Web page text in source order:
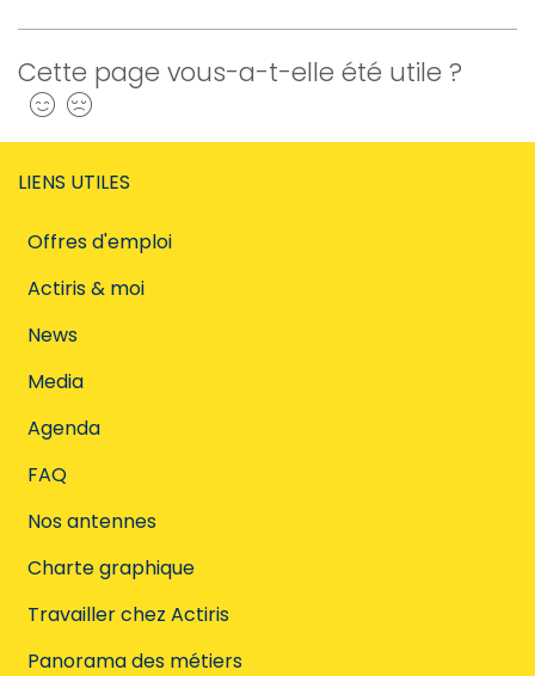
Cette page vous-a-t-elle été utile ?
Oui
LIENS UTILES
Offres d'emploi
Actiris & moi
News
Media
Agenda
FAQ
Nos antennes
Charte graphique
Travailler chez Actiris
Panorama des métiers